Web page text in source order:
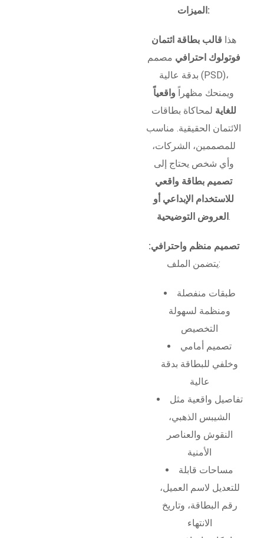
الميزات:
هذا قالب بطاقة ائتمان
فوتولوك احترافي مصمم
بدقة عالية (PSD)،
ويمنحك مظهراً واقعياً
للغاية لمحاكاة بطاقات
الائتمان الحقيقية. مناسب
للمصممين، الشركات،
وأي شخص يحتاج إلى
تصميم بطاقة واقعي
للاستخدام الإبداعي أو
العروض التوضيحية .
تصميم منظم واحترافي:
يتضمن الملف:
طبقات منفصلة
ومنظمة لسهولة
التخصيص
تصميم أمامي
وخلفي للبطاقة بدقة
عالية
تفاصيل واقعية مثل
الشيبس الذهبي،
النقوش والعناصر
الأمنية
مساحات قابلة
للتعديل لاسم العميل،
رقم البطاقة، وتاريخ
الانتهاء